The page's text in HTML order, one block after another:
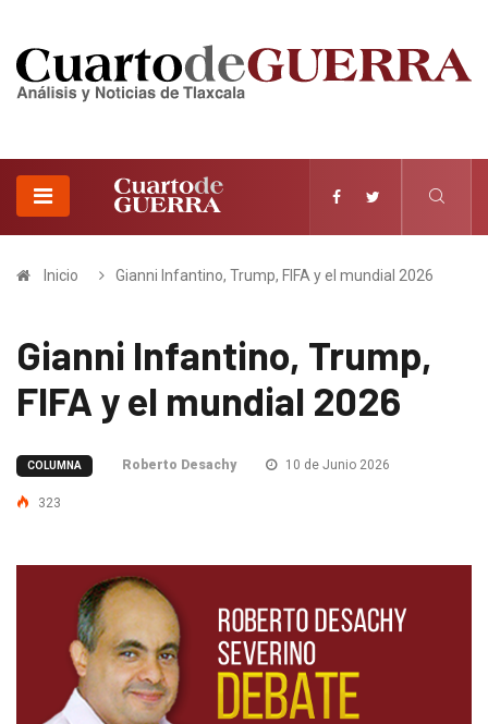
Inicio Gianni Infantino, Trump, FIFA y el mundial 2026
Gianni Infantino, Trump,
FIFA y el mundial 2026
COLUMNA Roberto Desachy 10 de Junio 2026
323